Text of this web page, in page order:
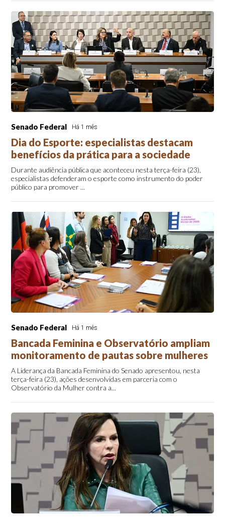
Senado Federal Há 1 mês
Dia do Esporte: especialistas destacam
benefícios da prática para a sociedade
Durante audiência pública que aconteceu nesta terça-feira (23),
especialistas defenderam o esporte como instrumento do poder
público para promover ...
Senado Federal Há 1 mês
Bancada Feminina e Observatório ampliam
monitoramento de pautas sobre mulheres
A Liderança da Bancada Feminina do Senado apresentou, nesta
terça-feira (23), ações desenvolvidas em parceria com o
Observatório da Mulher contra a...